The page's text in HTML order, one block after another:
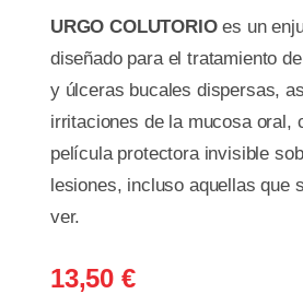
URGO COLUTORIOes un
diseñado para el tratamiento de
y úlceras bucales dispersas,
irritaciones de la mucosa oral,
película protectora invisible
lesiones, incluso aquellas que
ver.
13,50 €